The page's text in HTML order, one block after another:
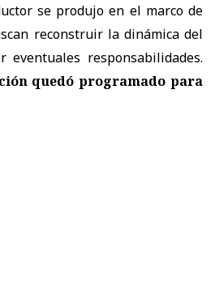
se produjo en el marco de
reconstruir la dinámica del
eventuales responsabilidades.
quedó programado para